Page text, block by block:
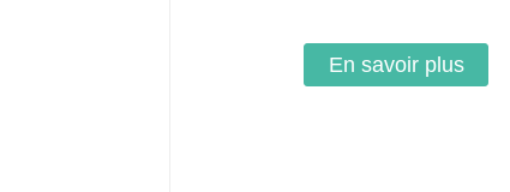
En savoir plus